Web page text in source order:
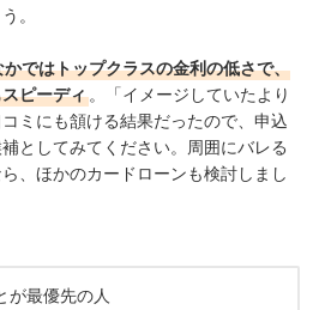
。
ではトップクラスの金利の低さで、
ピーディ 。「イメージしていたより
ミにも頷ける結果だったので、申込
としてみてください。周囲にバレる
、ほかのカードローンも検討しまし
が最優先の人